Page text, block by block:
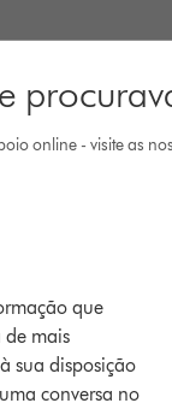
online - visite as
que
de mais
sua disposição
conversa no